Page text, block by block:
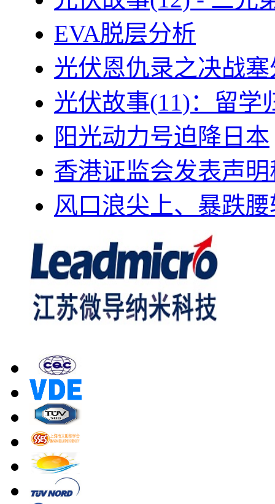
EVA脱层分析
光伏恩仇录之决战
光伏故事(11)：留学
阳光动力号迫降日本
香港证监会发表声
风口浪尖上、暴跌